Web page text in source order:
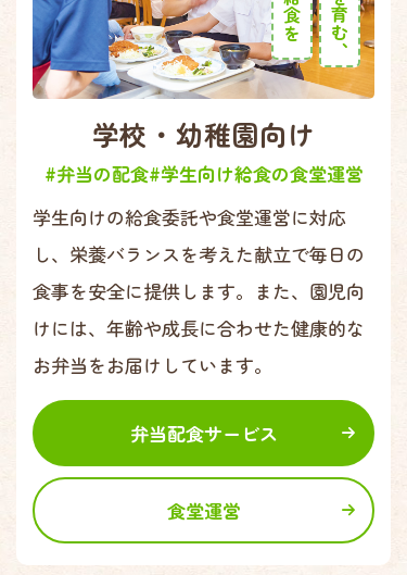
学校・幼稚園向け
#弁当の配食#学生向け給食の食堂運営
学生向けの給食委託や食堂運営に対応
し、栄養バランスを考えた献立で毎日の
食事を安全に提供します。また、園児向
けには、年齢や成長に合わせた健康的な
お弁当をお届けしています。
弁当配食サービス
食堂運営